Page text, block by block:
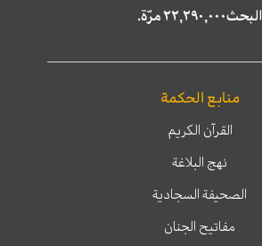
البحث٢٢,٢٩٠,٠٠٠ مرّة.
منابع الحكمة
القرآن الكريم
نهج البلاغة
الصحيفة السجادية
مفاتيح الجنان